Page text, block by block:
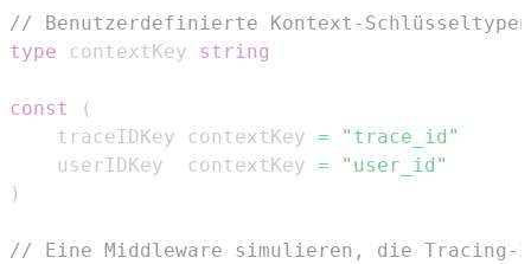
// Benutzerdefinierte Kontext-
type contextKey string
const
(
	traceIDKey contextKey
=
"trace_id"
	userIDKey  contextKey
=
"user_id"
)
// Eine Middleware simulieren, die Tracing-